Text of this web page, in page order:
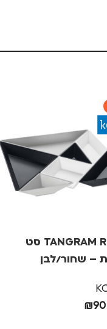
TANGRAM READY סט
– שחור/לבן
₪90